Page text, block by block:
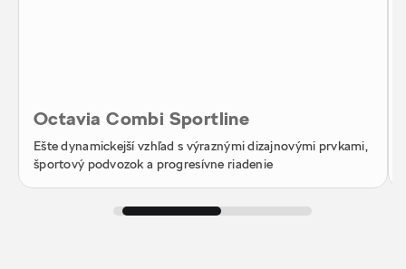
Octavia Combi Sportline
Ešte dynamickejší vzhľad s výraznými dizajnovými prvkami,
športový podvozok a progresívne riadenie